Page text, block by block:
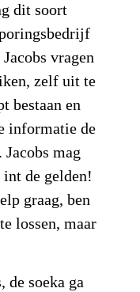
dit soort
vragen
zelf uit te
bestaan en
informatie de
mag
de gelden!
graag, ben
lossen, maar
de soeka ga